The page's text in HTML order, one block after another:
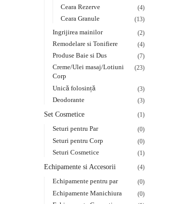
Ceara Rezerve (4)
Ceara Granule (13)
Ingrijirea mainilor (2)
Remodelare si Tonifiere (4)
Produse Baie si Dus (7)
Creme/Ulei masaj/Lotiuni
Corp
(23)
Unică folosință (3)
Deodorante (3)
Set Cosmetice (1)
Seturi pentru Par (0)
Seturi pentru Corp (0)
Seturi Cosmetice (1)
Echipamente si Accesorii (4)
Echipamente pentru par (0)
Echipamente Manichiura (0)